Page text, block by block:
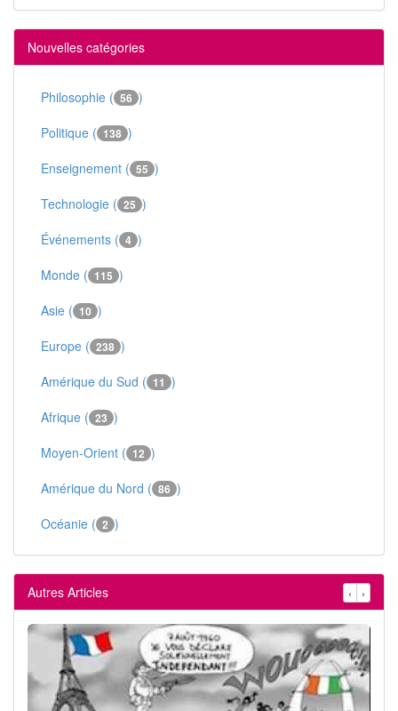
Nouvelles catégories
Philosophie ( 56 )
Politique ( 138 )
Enseignement ( 55 )
Technologie ( 25 )
Événements ( 4 )
Monde ( 115 )
Asie ( 10 )
Europe ( 238 )
Amérique du Sud ( 11 )
Afrique ( 23 )
Moyen-Orient ( 12 )
Amérique du Nord ( 86 )
Océanie ( 2 )
Autres Articles ‹ ›